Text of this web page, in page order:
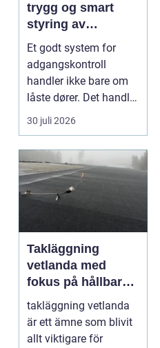
trygg og smart
styring av
tilganger
Et godt system for
adgangskontroll
handler ikke bare om
låste dører. Det handler
om å ha oversikt, k...
30 juli 2026
Takläggning
vetlanda med
fokus på hållbara
tak och trygga hus
takläggning vetlanda
är ett ämne som blivit
allt viktigare för